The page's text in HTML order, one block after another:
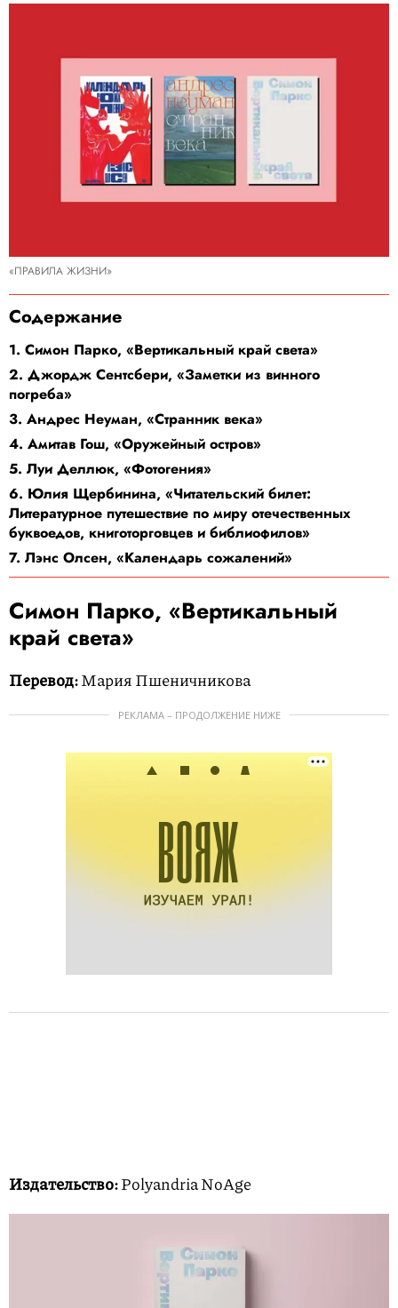
«ПРАВИЛА ЖИЗНИ»
Содержание
1. Симон Парко, «Вертикальный край света»
2. Джордж Сентсбери, «Заметки из винного
погреба»
3. Андрес Неуман, «Странник века»
4. Амитав Гош, «Оружейный остров»
5. Луи Деллюк, «Фотогения»
6. Юлия Щербинина, «Читательский билет:
Литературное путешествие по миру отечественных
буквоедов, книготорговцев и библиофилов»
7. Лэнс Олсен, «Календарь сожалений»
Симон Парко, «Вертикальный
край света»
Перевод:Мария Пшеничникова
РЕКЛАМА – ПРОДОЛЖЕНИЕ НИЖЕ
Издательство:Polyandria NoAge